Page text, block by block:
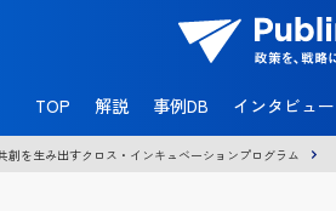
官
民
共
創
メ
TOP 解説 事例DB インタビュー
創を生み出すクロス・インキュベーションプログラム